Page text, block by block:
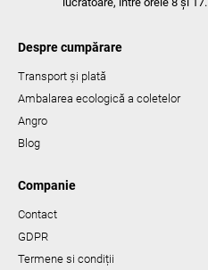
Despre cumpărare
Transport și plată
Ambalarea ecologică a coletelor
Angro
Blog
Companie
Contact
GDPR
Termene si condiții